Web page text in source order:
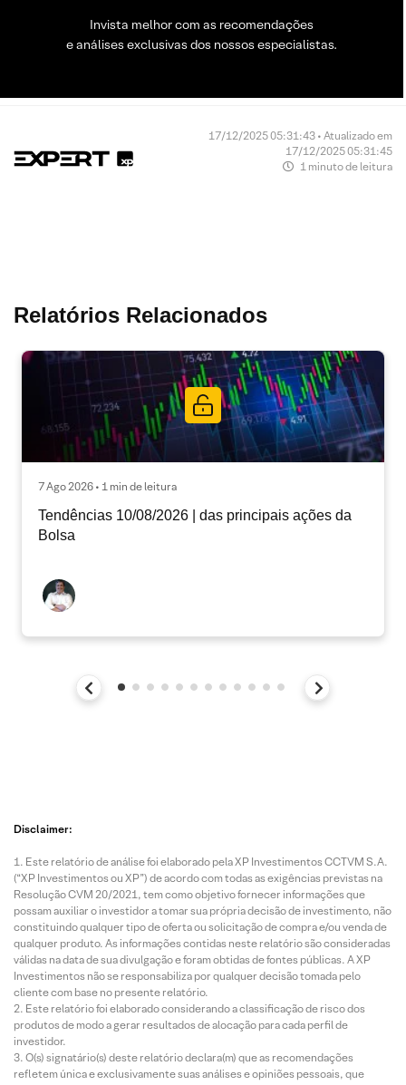
Invista melhor com as recomendações
e análises exclusivas dos nossos especialistas.
17/12/2025 05:31:43 • Atualizado em
17/12/2025 05:31:45
1 minuto de leitura
Relatórios Relacionados
7 Ago 2026 • 1 min de leitura
Tendências 10/08/2026 | das principais ações da
Bolsa
Disclaimer:
Este relatório de análise foi elaborado pela XP Investimentos CCTVM S.A.
(“XP Investimentos ou XP”) de acordo com todas as exigências previstas na
Resolução CVM 20/2021, tem como objetivo fornecer informações que
possam auxiliar o investidor a tomar sua própria decisão de investimento, não
constituindo qualquer tipo de oferta ou solicitação de compra e/ou venda de
qualquer produto. As informações contidas neste relatório são consideradas
válidas na data de sua divulgação e foram obtidas de fontes públicas. A XP
Investimentos não se responsabiliza por qualquer decisão tomada pelo
cliente com base no presente relatório.
Este relatório foi elaborado considerando a classificação de risco dos
produtos de modo a gerar resultados de alocação para cada perfil de
investidor.
O(s) signatário(s) deste relatório declara(m) que as recomendações
refletem única e exclusivamente suas análises e opiniões pessoais, que